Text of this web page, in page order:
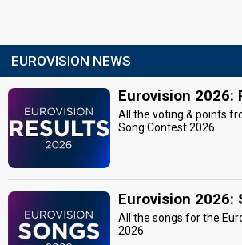
EUROVISION NEWS
Eurovision 2026:
All the voting & points
Song Contest 2026
Eurovision 2026:
All the songs for the
2026